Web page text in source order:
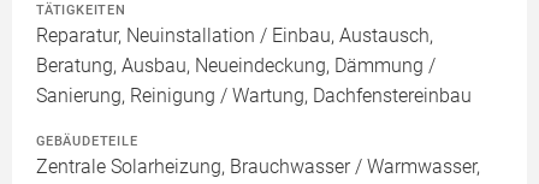
TÄTIGKEITEN
Reparatur, Neuinstallation / Einbau, Austausch,
Beratung, Ausbau, Neueindeckung, Dämmung /
Sanierung, Reinigung / Wartung, Dachfenstereinbau
GEBÄUDETEILE
Zentrale Solarheizung, Brauchwasser / Warmwasser,